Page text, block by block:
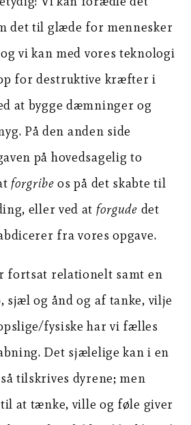
det til glæde for mennesker
vi kan med vores teknologi
for destruktive kræfter i
at bygge dæmninger og
På den anden side
på hovedsagelig to
forgribe os på det skabte til
eller ved at forgude det
fra vores opgave.
fortsat relationelt samt en
sjæl og ånd og af tanke, vilje
fysiske har vi fælles
Det sjælelige kan i en
tilskrives dyrene; men
at tænke, ville og føle giver